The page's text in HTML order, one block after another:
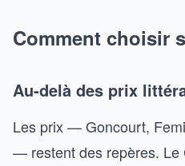
Comment choisir
Au-delà des prix
Les prix — Goncourt,
— restent des repères. Le